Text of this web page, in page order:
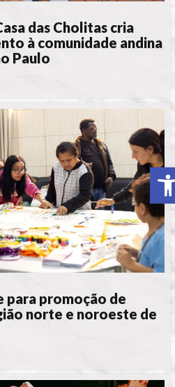
das Cholitas cria
à comunidade andina
Paulo
promoção de
norte e noroeste de